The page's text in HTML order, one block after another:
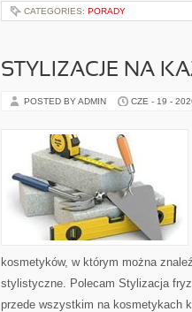
CATEGORIES: PORADY
STYLIZACJE NA
POSTED BY ADMIN CZE - 19 -
kosmetyków, w którym można
stylistyczne. Polecam Stylizacja
przede wszystkim na kosmetykach